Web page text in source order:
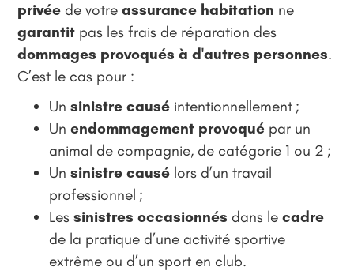
privée de votreassurance habitation ne
garantit pas les frais de réparation des
dommages provoqués à d'autres personnes.
C’est le cas pour :
Unsinistre causé intentionnellement ;
Un endommagement provoqué par un
animal de compagnie, de catégorie 1 ou 2 ;
Unsinistre causé lors d’un travail
professionnel ;
Lessinistres occasionnés dans lecadre
de la pratique d’une activité sportive
extrême ou d’un sport en club.